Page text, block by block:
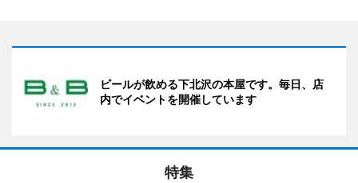
ビールが飲める下北沢の本屋です。毎日、店
内でイベントを開催しています
特集